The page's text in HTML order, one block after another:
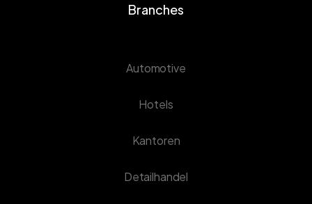
Branches
Automotive
Hotels
Kantoren
Detailhandel